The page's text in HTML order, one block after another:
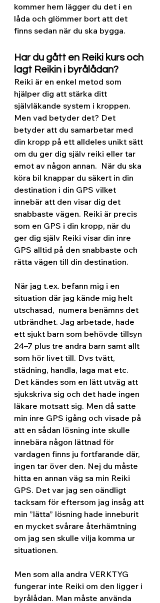
kommer hem lägger du det i en
låda och glömmer bort att det
finns sedan när du ska bygga.
Har du gått en Reiki kurs och
lagt Reikin i byrålådan?
Reiki är en enkel metod som
hjälper dig att stärka ditt
självläkande system i kroppen.
Men vad betyder det? Det
betyder att du samarbetar med
din kropp på ett alldeles unikt sätt
om du ger dig själv reiki eller tar
emot av någon annan.  När du ska
köra bil knappar du säkert in din
destination i din GPS vilket
innebär att den visar dig det
snabbaste vägen. Reiki är precis
som en GPS i din kropp, när du
ger dig själv Reiki visar din inre
GPS alltid på den snabbaste och
rätta vägen till din destination.
När jag t.ex. befann mig i en
situation där jag kände mig helt
utschasad,  numera benämns det
utbrändhet. Jag arbetade, hade
ett sjukt barn som behövde tillsyn
24–7 plus tre andra barn samt allt
som hör livet till. Dvs tvätt,
städning, handla, laga mat etc.
Det kändes som en lätt utväg att
sjukskriva sig och det hade ingen
läkare motsatt sig. Men då satte
min inre GPS igång och visade på
att en sådan lösning inte skulle
innebära någon lättnad för
vardagen finns ju fortfarande där,
ingen tar över den. Nej du måste
hitta en annan väg sa min Reiki
GPS. Det var jag sen oändligt
tacksam för eftersom jag insåg att
min ”lätta” lösning hade inneburit
en mycket svårare återhämtning
om jag sen skulle vilja komma ur
situationen.
Men som alla andra VERKTYG
fungerar inte Reiki om den ligger i
byrålådan. Man måste använda